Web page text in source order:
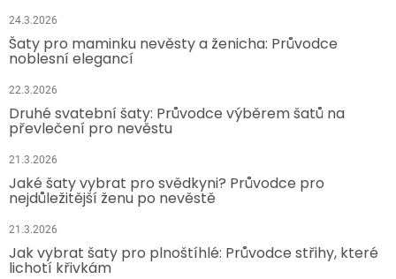
24.3.2026
Šaty pro maminku nevěsty a ženicha: Průvodce
noblesní elegancí
22.3.2026
Druhé svatební šaty: Průvodce výběrem šatů na
převlečení pro nevěstu
21.3.2026
Jaké šaty vybrat pro svědkyni? Průvodce pro
nejdůležitější ženu po nevěstě
21.3.2026
Jak vybrat šaty pro plnoštíhlé: Průvodce střihy, které
lichotí křivkám